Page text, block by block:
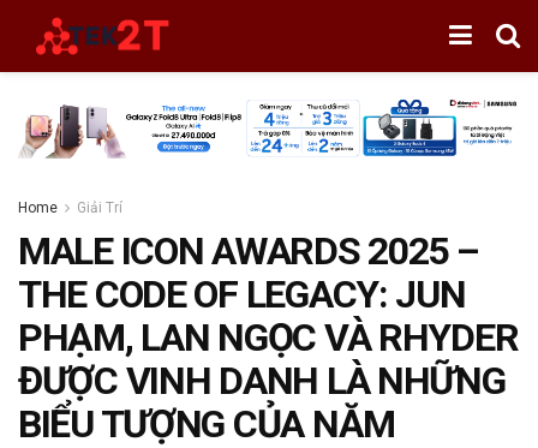
Home Giải Trí
MALE ICON AWARDS 2025 –
THE CODE OF LEGACY: JUN
PHẠM, LAN NGỌC VÀ RHYDER
ĐƯỢC VINH DANH LÀ NHỮNG
BIỂU TƯỢNG CỦA NĂM